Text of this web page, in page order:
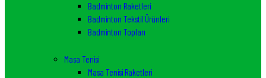
Badminton Raketleri
Badminton Tekstil Ürünleri
Badminton Topları
Masa Tenisi
Masa Tenisi Raketleri